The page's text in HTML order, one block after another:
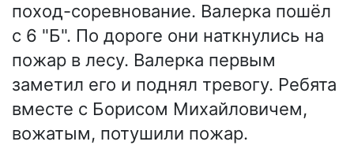
поход-соревнование. Валерка пошёл
с 6 "Б". По дороге они наткнулись на
пожар в лесу. Валерка первым
заметил его и поднял тревогу. Ребята
вместе с Борисом Михайловичем,
вожатым, потушили пожар.